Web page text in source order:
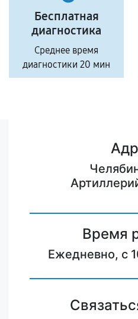
Бесплатная
диагностика
Среднее время
диагностики 20 мин
Время
Ежедневно, с